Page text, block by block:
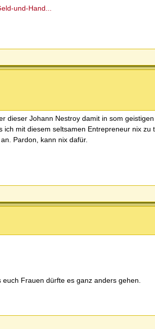
und-Hand...
dieser Johann Nestroy damit in som
mit diesem seltsamen Entrepreneur nix zu
Pardon, kann nix dafür.
Frauen dürfte es ganz anders gehen.